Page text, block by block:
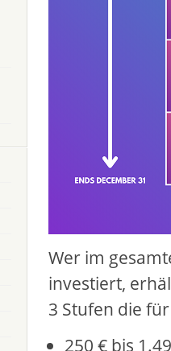
Wer im
investiert,
3 Stufen die für
250 € bis